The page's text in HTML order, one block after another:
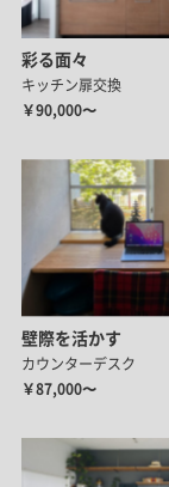
彩る面々
キッチン扉交換
￥90,000〜
壁際を活かす
カウンターデスク
￥87,000〜